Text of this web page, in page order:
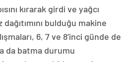
kırarak girdi ve yağcı
bulduğu makine
6, 7 ve 8’inci günde de
da batma durumu